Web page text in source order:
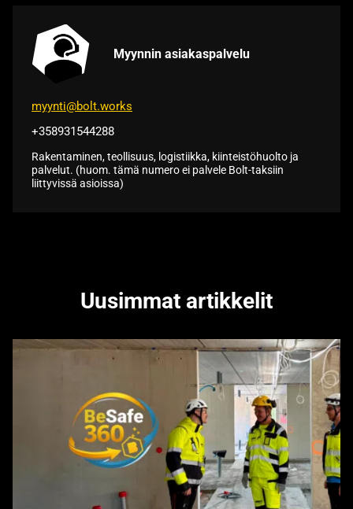
Myynnin asiakaspalvelu
myynti@bolt.works
+358931544288
Rakentaminen, teollisuus, logistiikka, kiinteistöhuolto ja
palvelut. (huom. tämä numero ei palvele Bolt-taksiin
liittyvissä asioissa)
Uusimmat artikkelit